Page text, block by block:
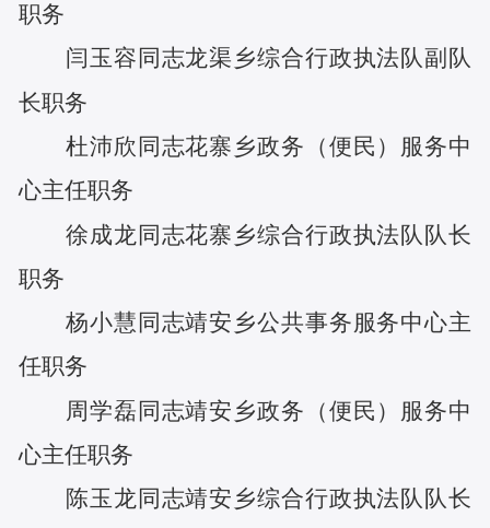
职务
闫玉容 同志龙渠乡综合行政执法队副队
长职务
杜沛欣 同志花寨乡政务（便民）服务中
心主任职务
徐成龙同志花寨乡综合行政执法队队长
职务
杨小慧 同志靖安乡公共事务服务中心主
任职务
周学磊 同志靖安乡政务（便民）服务中
心主任职务
陈玉龙 同志靖安乡综合行政执法队队长